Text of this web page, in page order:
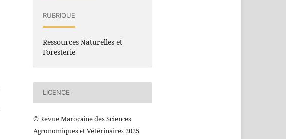
RUBRIQUE
Ressources Naturelles et
Foresterie
LICENCE
© Revue Marocaine des Sciences
Agronomiques et Vétérinaires 2025